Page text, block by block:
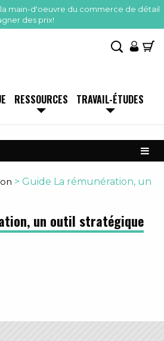
main-d'oeuvre du commerce de détail
des prix!
RESSOURCES TRAVAIL-ÉTUDES
> Guide La rémunération, un
un outil stratégique